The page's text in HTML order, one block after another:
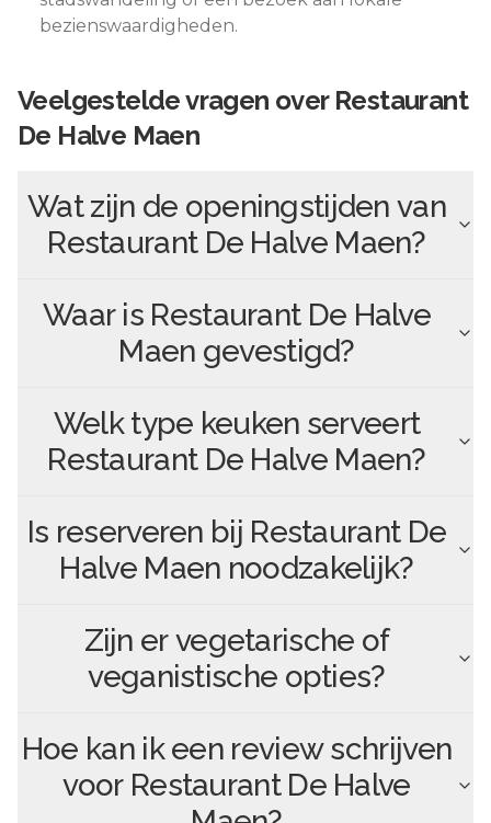
bezienswaardigheden.
Veelgestelde vragen over Restaurant
De Halve Maen
Wat zijn de openingstijden van
Restaurant De Halve Maen?
Waar is Restaurant De Halve
Maen gevestigd?
Welk type keuken serveert
Restaurant De Halve Maen?
Is reserveren bij Restaurant De
Halve Maen noodzakelijk?
Zijn er vegetarische of
veganistische opties?
Hoe kan ik een review schrijven
voor Restaurant De Halve